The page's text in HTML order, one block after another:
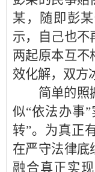
某，随即彭
示，自己也不
两起原本互不
效化解，双方
简单的照
似“依法办事
转”。为真正
在严守法律底
融合真正实